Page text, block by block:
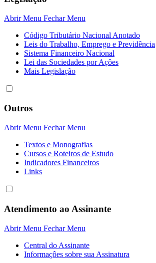
Abrir Menu Fechar Menu
Código Tributário Nacional Anotado
Leis do Trabalho, Emprego e Previdência
Sistema Financeiro Nacional
Lei das Sociedades por Açôes
Mais Legislação
Outros
Abrir Menu Fechar Menu
Textos e Monografias
Cursos e Roteiros de Estudo
Indicadores Financeiros
Links
Atendimento ao Assinante
Abrir Menu Fechar Menu
Central do Assinante
Informaçôes sobre sua Assinatura